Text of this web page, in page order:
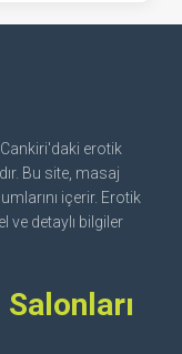
erotik
Bu site, masaj
içerir. Erotik
ve detaylı bilgiler